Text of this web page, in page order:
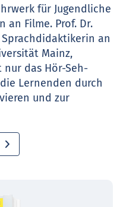
für Jugendliche
Filme. Prof. Dr.
an
Mainz,
das Hör-Seh-
Lernenden durch
und zur